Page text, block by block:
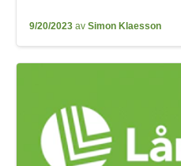
9/20/2023 av Simon Klaesson